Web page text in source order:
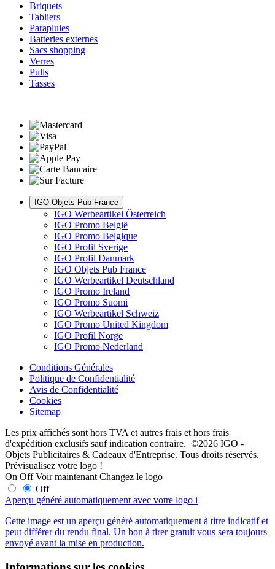
Briquets
Tabliers
Parapluies
Batteries externes
Sacs shopping
Verres
Pulls
Tasses
IGO Objets Pub France
IGO Werbeartikel Österreich
IGO Promo België
IGO Promo Belgique
IGO Profil Sverige
IGO Profil Danmark
IGO Objets Pub France
IGO Werbeartikel Deutschland
IGO Promo Ireland
IGO Promo Suomi
IGO Werbeartikel Schweiz
IGO Promo United Kingdom
IGO Profil Norge
IGO Promo Nederland
Conditions Générales
Politique de Confidentialité
Avis de Confidentialité
Cookies
Sitemap
Les prix affichés sont hors TVA et autres frais et hors frais
d'expédition exclusifs sauf indication contraire. ©2026 IGO -
Objets Publicitaires & Cadeaux d'Entreprise. Tous droits réservés.
Prévisualisez votre logo !
On Off Voir maintenant Changez le logo
Off
Aperçu généré automatiquement avec votre logo i
Cette image est un aperçu généré automatiquement à titre indicatif et
peut différer du rendu final. Un bon à tirer gratuit vous sera toujours
envoyé avant la mise en production.